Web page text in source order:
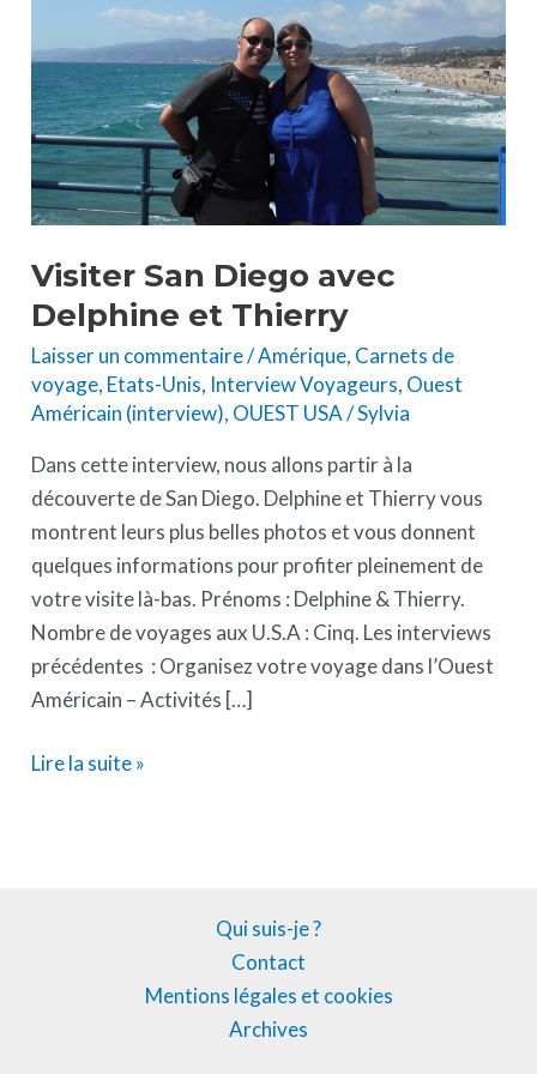
Visiter San Diego avec
Delphine et Thierry
Laisser un commentaire/Amérique, Carnets de
voyage, Etats-Unis, Interview Voyageurs, Ouest
Américain (interview), OUEST USA/Sylvia
Dans cette interview, nous allons partir à la
découverte de San Diego. Delphine et Thierry vous
montrent leurs plus belles photos et vous donnent
quelques informations pour profiter pleinement de
votre visite là-bas. Prénoms : Delphine & Thierry.
Nombre de voyages aux U.S.A : Cinq. Les interviews
précédentes : Organisez votre voyage dans l’Ouest
Américain – Activités […]
Delphine
et
Thierry
Lire la suite »
Qui suis-je ?
Contact
Mentions légales et cookies
Archives